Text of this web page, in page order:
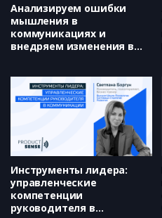
Анализируем ошибки
мышления в
коммуникациях и
внедряем изменения в
Алексей Самило)
Инструменты лидера:
управленческие
компетенции
руководителя в